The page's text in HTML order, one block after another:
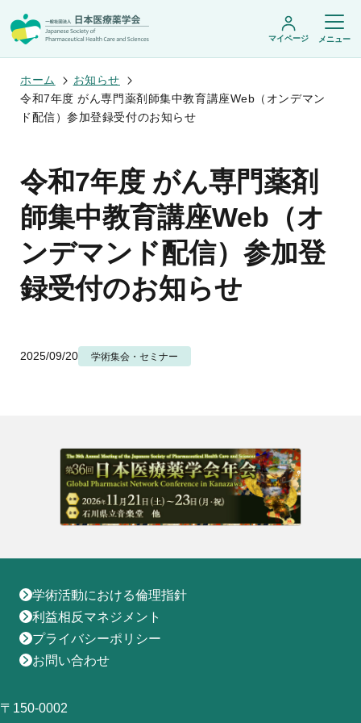
会頭挨拶
設立趣旨・活動概要
沿革・あゆみ
組織・名簿
委員会
規程・細則
情報公開
学会概要
学術集会・セミナー
開催予定のイベント一覧
年会
医療薬学公開シンポジウム
フレッシャーズ・カンファランス
臨床研究セミナー
薬物療法集中講義
症例関連セミナー
学術誌・書籍
医療薬学
JPHCS（英文誌）
出版書籍
専門薬剤師制度
専門薬剤師制度トップ
薬物療法専門薬剤師制度
地域薬学ケア専門薬剤師制度
学会賞他団体との連携協力
マイページ
入会・各種手続き
English
マイページ メニュー
ホーム
お知らせ
令和7年度 がん専門薬剤師集中教育講座Web（オンデマン
ド配信）参加登録受付のお知らせ
令和7年度 がん専門薬剤
師集中教育講座Web（オ
ンデマンド配信）参加登
録受付のお知らせ
2025/09/20 学術集会・セミナー
学術活動における倫理指針
利益相反マネジメント
プライバシーポリシー
お問い合わせ
〒150-0002